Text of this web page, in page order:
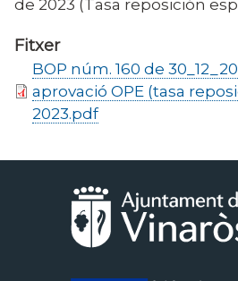
la
navegación
de 2023 (Tasa reposición
Fitxer
BOP núm. 160 de
aprovació OPE (tasa
2023.pdf